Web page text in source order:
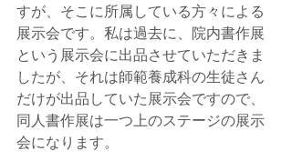
すが、そこに所属している方々による
展示会です。私は過去に、院内書作展
という展示会に出品させていただきま
したが、それは師範養成科の生徒さん
だけが出品していた展示会ですので、
同人書作展は一つ上のステージの展示
会になります。